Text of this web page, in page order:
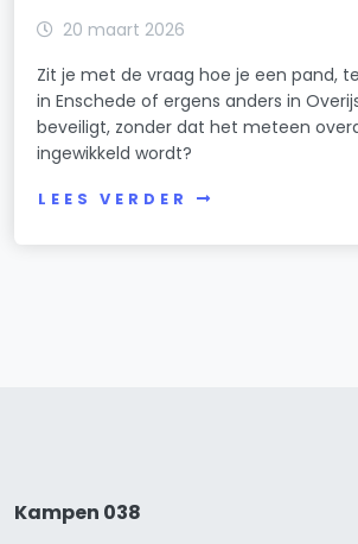
20 maart 2026
Zit je met de vraag hoe je een pand,
in Enschede of ergens anders in
beveiligt, zonder dat het meteen
ingewikkeld wordt?
LEES VERDER
Kampen 038